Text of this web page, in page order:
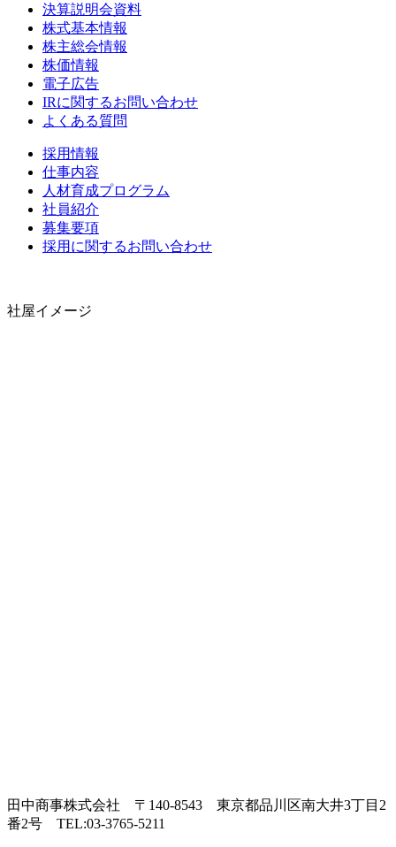
決算説明会資料
株式基本情報
株主総会情報
株価情報
電子広告
IRに関するお問い合わせ
よくある質問
採用情報
仕事内容
人材育成プログラム
社員紹介
募集要項
採用に関するお問い合わせ
社屋イメージ
田中商事株式会社 〒140-8543 東京都品川区南大井3丁目2
番2号 TEL:03-3765-5211